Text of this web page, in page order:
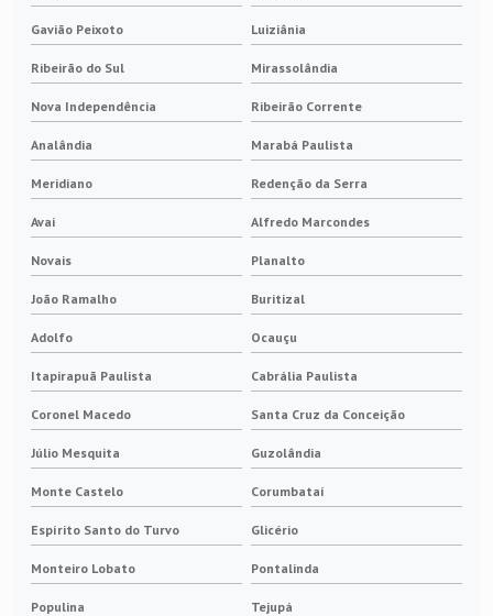
Gavião Peixoto Luiziânia
Ribeirão do Sul Mirassolândia
Nova Independência Ribeirão Corrente
Analândia Marabá Paulista
Meridiano Redenção da Serra
Avaí Alfredo Marcondes
Novais Planalto
João Ramalho Buritizal
Adolfo Ocauçu
Itapirapuã Paulista Cabrália Paulista
Coronel Macedo Santa Cruz da Conceição
Júlio Mesquita Guzolândia
Monte Castelo Corumbataí
Espírito Santo do Turvo Glicério
Monteiro Lobato Pontalinda
Populina Tejupá